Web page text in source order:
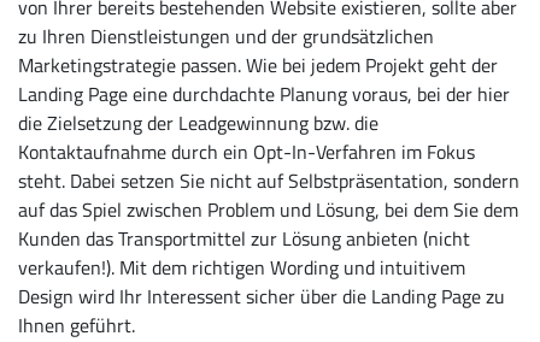
von Ihrer bereits bestehenden Website existieren, sollte aber
zu Ihren Dienstleistungen und der grundsätzlichen
Marketingstrategie passen. Wie bei jedem Projekt geht der
Landing Page eine durchdachte Planung voraus, bei der hier
die Zielsetzung der Leadgewinnung bzw. die
Kontaktaufnahme durch ein Opt-In-Verfahren im Fokus
steht. Dabei setzen Sie nicht auf Selbstpräsentation, sondern
auf das Spiel zwischen Problem und Lösung, bei dem Sie dem
Kunden das Transportmittel zur Lösung anbieten (nicht
verkaufen!). Mit dem richtigen Wording und intuitivem
Design wird Ihr Interessent sicher über die Landing Page zu
Ihnen geführt.